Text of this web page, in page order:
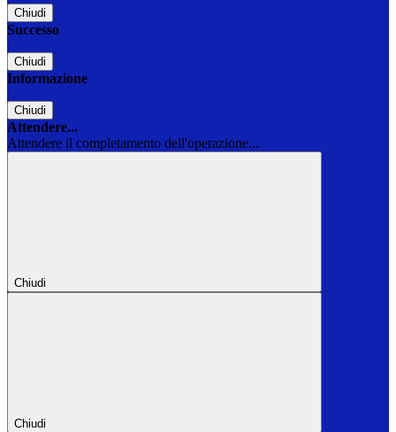
Chiudi
Successo
Chiudi
Informazione
Chiudi
Attendere...
Attendere il completamento dell'operazione...
Chiudi
Chiudi